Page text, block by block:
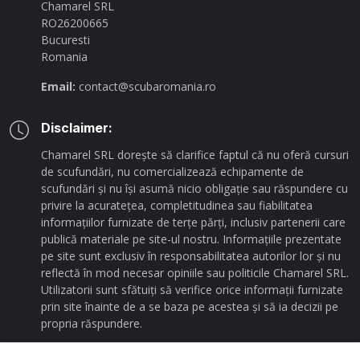
Chamarel SRL
RO26200665
Bucuresti
Romania
Email: contact@scubaromania.ro
Disclaimer:
Chamarel SRL dorește să clarifice faptul că nu oferă cursuri
de scufundări, nu comercializează echipamente de
scufundări și nu își asumă nicio obligație sau răspundere cu
privire la acuratețea, completitudinea sau fiabilitatea
informațiilor furnizate de terțe părți, inclusiv partenerii care
publică materiale pe site-ul nostru. Informațiile prezentate
pe site sunt exclusiv în responsabilitatea autorilor lor și nu
reflectă în mod necesar opiniile sau politicile Chamarel SRL.
Utilizatorii sunt sfătuiți să verifice orice informații furnizate
prin site înainte de a se baza pe acestea și să ia decizii pe
propria răspundere.